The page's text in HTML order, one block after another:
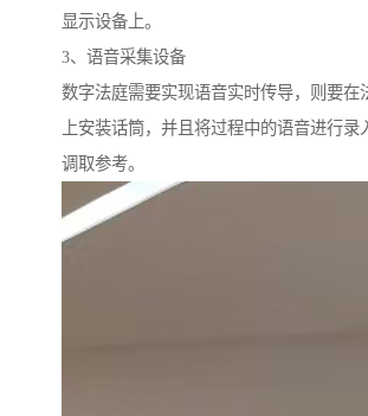
显示设备上。
3、语音采集设备
数字法庭需要实现语音实时传导，则要在
上安装话筒，并且将过程中的语音进行录
调取参考。